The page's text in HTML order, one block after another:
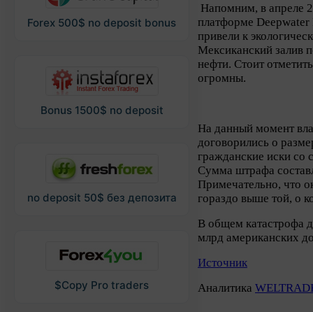
Forex 500$ no deposit bonus
Bonus 1500$ no deposit
no deposit 50$ без депозита
$Copy Pro traders
Напомним, в апреле
платформе Deepwater
привели к
Мексиканский залив
нефти. Стоит
огромны.
На данный момент
договорились о
гражданские иски
Сумма штрафа
Примечательно, что
гораздо выше той, о
В общем катастрофа
млрд американских
Источник
Аналитика